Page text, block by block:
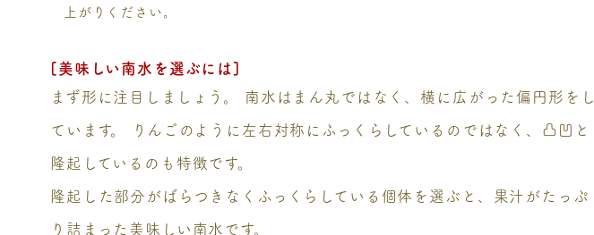
上がりください。
[美味しい南水を選ぶには]
まず形に注目しましょう。 南水はまん丸ではなく、横に広がった偏円形をし
ています。 りんごのように左右対称にふっくらしているのではなく、凸凹と
隆起しているのも特徴です。
隆起した部分がばらつきなくふっくらしている個体を選ぶと、果汁がたっぷ
り詰まった美味しい南水です。